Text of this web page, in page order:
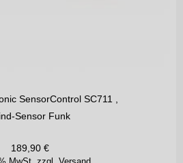
SensorControl SC711 ,
Sensor Funk
189,90 €